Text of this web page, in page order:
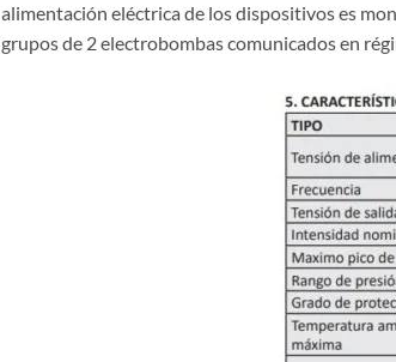
alimentación eléctrica de los dispositivos es
grupos de 2 electrobombas comunicados en